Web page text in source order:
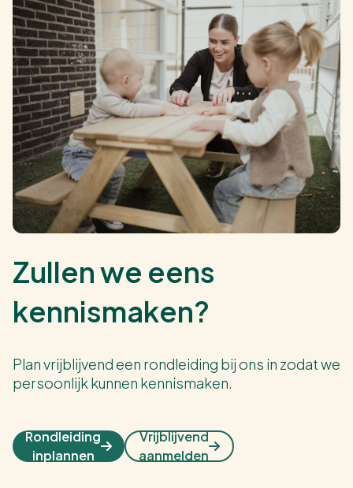
Zullen we eens
kennismaken?
Plan vrijblijvend een rondleiding bij ons in zodat we
persoonlijk kunnen kennismaken.
Rondleiding
inplannen
Vrijblijvend
aanmelden